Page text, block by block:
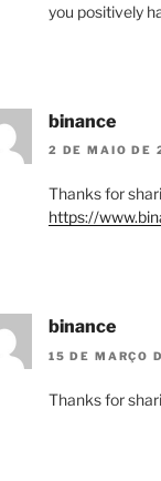
you positively
binance
2 DE MAIO DE
Thanks for
https://
binance
15 DE MARÇO
Thanks for